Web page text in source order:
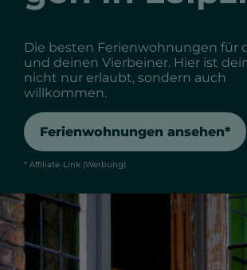
Die besten Ferienwohnungen für
und deinen Vierbeiner. Hier ist
nicht nur erlaubt, sondern auch
willkommen.
Ferienwohnungen ansehen*
* Affiliate-Link (Werbung)